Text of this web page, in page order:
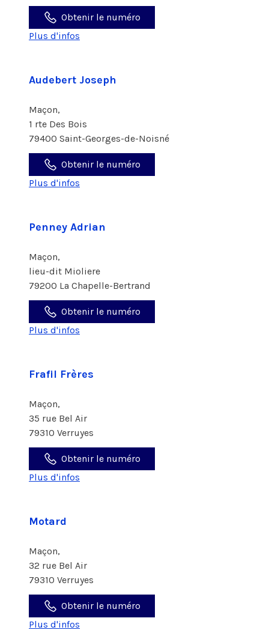
Obtenir le numéro
Plus d'infos
Audebert Joseph
Maçon,
1 rte Des Bois
79400 Saint-Georges-de-Noisné
Obtenir le numéro
Plus d'infos
Penney Adrian
Maçon,
lieu-dit Mioliere
79200 La Chapelle-Bertrand
Obtenir le numéro
Plus d'infos
Frafil Frères
Maçon,
35 rue Bel Air
79310 Verruyes
Obtenir le numéro
Plus d'infos
Motard
Maçon,
32 rue Bel Air
79310 Verruyes
Obtenir le numéro
Plus d'infos